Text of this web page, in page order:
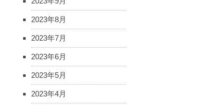
2023年8月
2023年7月
2023年6月
2023年5月
2023年4月